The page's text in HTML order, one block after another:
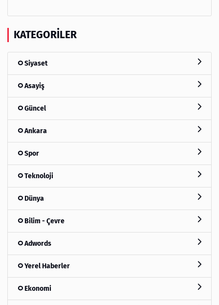
KATEGORILER
Siyaset
Asayiş
Güncel
Ankara
Spor
Teknoloji
Dünya
Bilim - Çevre
Adwords
Yerel Haberler
Ekonomi